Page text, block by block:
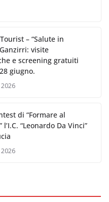
– “Salute in
visite
e screening gratuiti
giugno.
di “Formare al
l’I.C. “Leonardo Da Vinci”